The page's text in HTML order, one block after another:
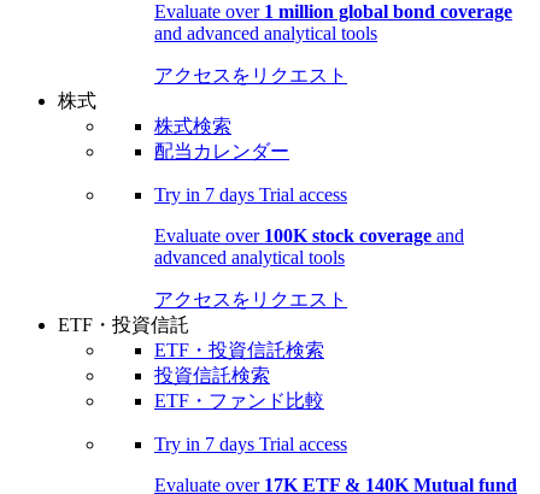
Evaluate over 1 million global bond coverage
and advanced analytical tools
アクセスをリクエスト
株式
株式検索
配当カレンダー
Try in 7 days Trial access
Evaluate over 100K stock coverage and
advanced analytical tools
アクセスをリクエスト
ETF・投資信託
ETF・投資信託検索
投資信託検索
ETF・ファンド比較
Try in 7 days Trial access
Evaluate over 17K ETF & 140K Mutual fund